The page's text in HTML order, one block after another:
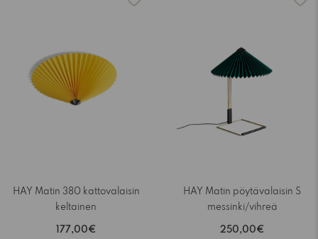
HAY Matin 380 kattovalaisin
keltainen
177,00€
HAY Matin pöytävalaisin S
messinki/vihreä
250,00€